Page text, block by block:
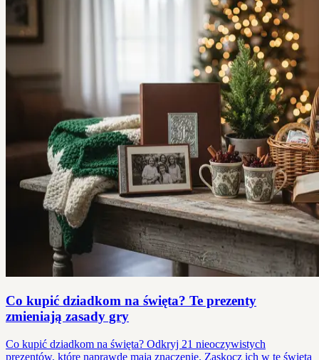
Co kupić dziadkom na święta? Te prezenty
zmieniają zasady gry
Co kupić dziadkom na święta? Odkryj 21 nieoczywistych
prezentów, które naprawdę mają znaczenie. Zaskocz ich w te święta